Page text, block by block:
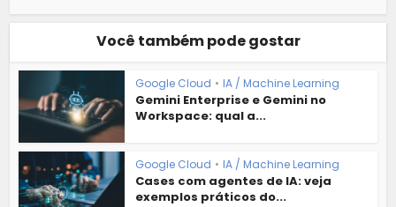
Você também pode gostar
Google Cloud • IA / Machine Learning
Gemini Enterprise e Gemini no
Workspace: qual a...
Google Cloud • IA / Machine Learning
Cases com agentes de IA: veja
exemplos práticos do...